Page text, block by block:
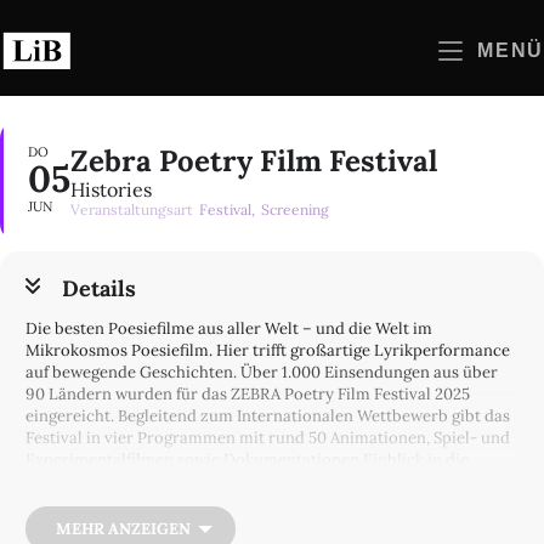
Inhalt
springen
MENÜ
DO
05
JUN
Zebra Poetry Film Festival
Histories
Veranstaltungsart Festival, Screening
Details
Die besten Poesiefilme aus aller Welt – und die Welt im
Mikrokosmos Poesiefilm. Hier trifft großartige Lyrikperformance
auf bewegende Geschichten. Über 1.000 Einsendungen aus über
90 Ländern wurden für das ZEBRA Poetry Film Festival 2025
eingereicht. Begleitend zum Internationalen Wettbewerb gibt das
Festival in vier Programmen mit rund 50 Animationen, Spiel- und
Dichter:innen hinterfragen Geschichte wie aktuelle politische
Verhältnisse und erkunden Identitäten und die immer aktuelle
MEHR ANZEIGEN